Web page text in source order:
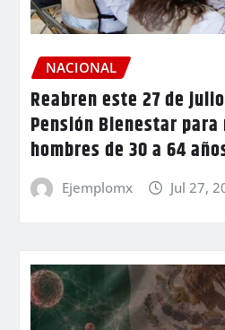
NACIONAL
Reabren este 27 de
Pensión Bienestar
hombres de 30 a 64
Ejemplomx Jul 27,